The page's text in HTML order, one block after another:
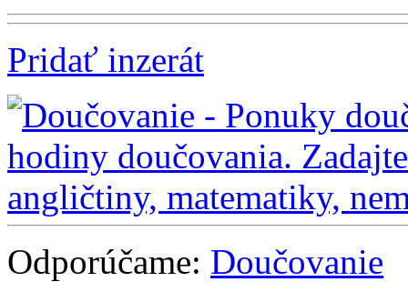
Pridať inzerát
Odporúčame: Doučovanie